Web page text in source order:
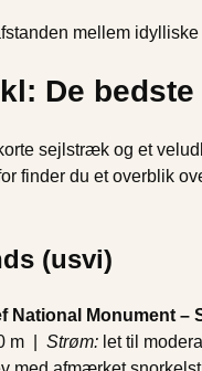
mellem
De
sejlstræk og et
finder du et overblik
(usvi)
National Monument –
m | Strøm: let til